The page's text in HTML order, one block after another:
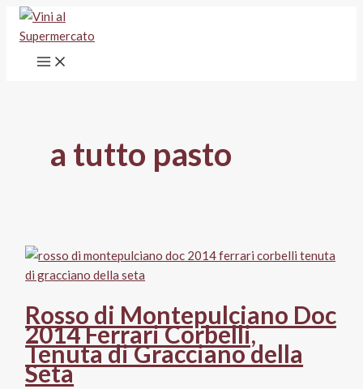
Vai
contenuto
a tutto pasto
Rosso di Montepulciano Doc
2014 Ferrari Corbelli,
Tenuta di Gracciano della
Seta